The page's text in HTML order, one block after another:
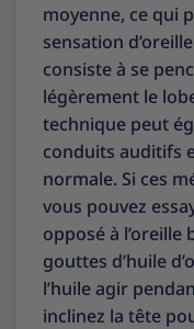
moyenne, ce qui
sensation
consiste à se
légèrement le
technique peut
conduits auditifs
normale. Si ces
vous pouvez
opposé à l’oreille
gouttes d’huile
l’huile agir
inclinez la tête